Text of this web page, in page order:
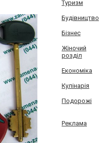
Туризм
Будівництво
Бізнес
Жіночий
розділ
Економіка
Кулінарія
Подорожі
Реклама